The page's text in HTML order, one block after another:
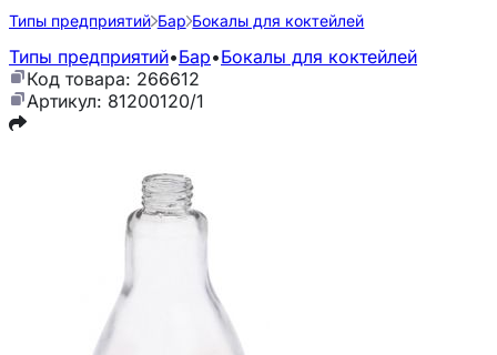
Типы предприятий Бар Бокалы для коктейлей
Типы предприятий•Бар•Бокалы для коктейлей
Код товара: 266612
Артикул: 81200120/1